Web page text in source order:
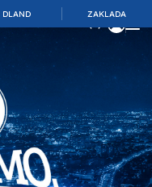
DLAND ZAKLADA